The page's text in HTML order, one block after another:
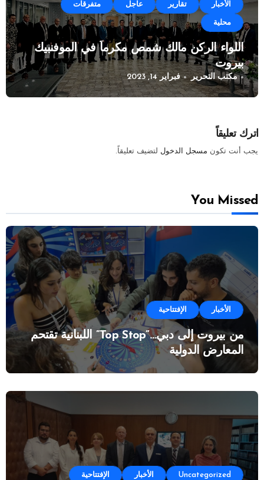
الأخبار تقارير عاجل متفرقات
محلية
اللواء الركن مالك شمص مكرماً في الموفنبيك
بيروت
مكتب التحرير فبراير 14, 2023
اترك تعليقاً
يجب أنت تكون مسجل الدخول لتضيف تعليقاً.
You Missed
الأخبار الإفتتاحية
من بيروت إلى دبي…”Top Stop” اللبنانية تقتحم
المعارض الدولية
Uncategorized الأخبار الإفتتاحية